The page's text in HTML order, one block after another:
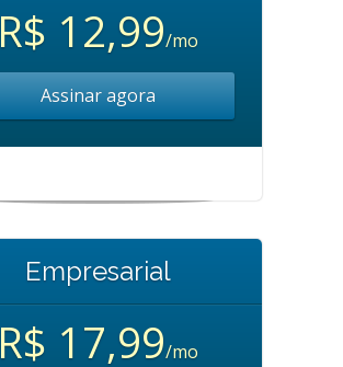
R$ 12,99/mo
Assinar agora
Empresarial
R$ 17,99/mo